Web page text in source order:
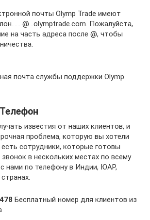
почты Olymp Trade имеют
@…olymptrade.com. Пожалуйста,
на часть адреса после @, чтобы
почта службы поддержки Olymp
известия от наших клиентов, и
проблема, которую вы хотели
сотрудники, которые готовы
в нескольких местах по всему
нами по телефону в Индии, ЮАР,
Бесплатный номер для клиентов из